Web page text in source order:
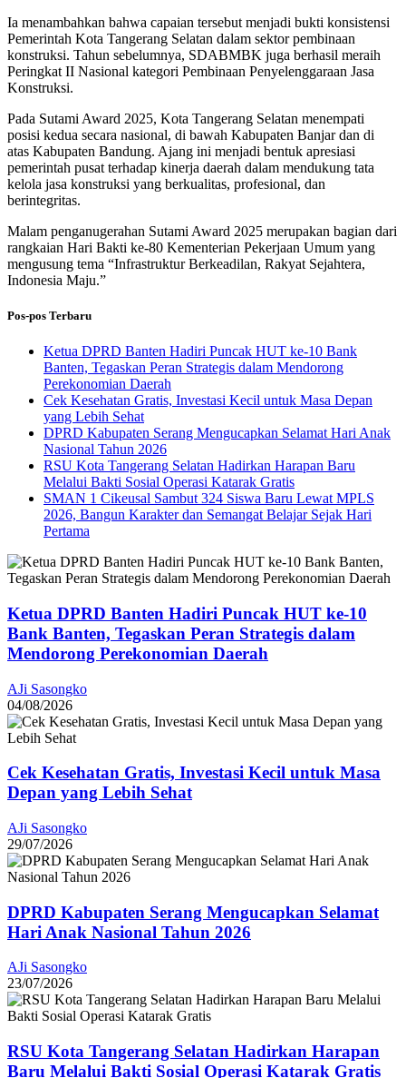
Ia menambahkan bahwa capaian tersebut menjadi bukti konsistensi
Pemerintah Kota Tangerang Selatan dalam sektor pembinaan
konstruksi. Tahun sebelumnya, SDABMBK juga berhasil meraih
Peringkat II Nasional kategori Pembinaan Penyelenggaraan Jasa
Konstruksi.
Pada Sutami Award 2025, Kota Tangerang Selatan menempati
posisi kedua secara nasional, di bawah Kabupaten Banjar dan di
atas Kabupaten Bandung. Ajang ini menjadi bentuk apresiasi
pemerintah pusat terhadap kinerja daerah dalam mendukung tata
kelola jasa konstruksi yang berkualitas, profesional, dan
berintegritas.
Malam penganugerahan Sutami Award 2025 merupakan bagian dari
rangkaian Hari Bakti ke-80 Kementerian Pekerjaan Umum yang
mengusung tema “Infrastruktur Berkeadilan, Rakyat Sejahtera,
Indonesia Maju.”
Pos-pos Terbaru
Ketua DPRD Banten Hadiri Puncak HUT ke-10 Bank
Banten, Tegaskan Peran Strategis dalam Mendorong
Perekonomian Daerah
Cek Kesehatan Gratis, Investasi Kecil untuk Masa Depan
yang Lebih Sehat
DPRD Kabupaten Serang Mengucapkan Selamat Hari Anak
Nasional Tahun 2026
RSU Kota Tangerang Selatan Hadirkan Harapan Baru
Melalui Bakti Sosial Operasi Katarak Gratis
SMAN 1 Cikeusal Sambut 324 Siswa Baru Lewat MPLS
2026, Bangun Karakter dan Semangat Belajar Sejak Hari
Pertama
Ketua DPRD Banten Hadiri Puncak HUT ke-10
Bank Banten, Tegaskan Peran Strategis dalam
Mendorong Perekonomian Daerah
AJi Sasongko
04/08/2026
Cek Kesehatan Gratis, Investasi Kecil untuk Masa
Depan yang Lebih Sehat
AJi Sasongko
29/07/2026
DPRD Kabupaten Serang Mengucapkan Selamat
Hari Anak Nasional Tahun 2026
AJi Sasongko
23/07/2026
RSU Kota Tangerang Selatan Hadirkan Harapan
Baru Melalui Bakti Sosial Operasi Katarak Gratis